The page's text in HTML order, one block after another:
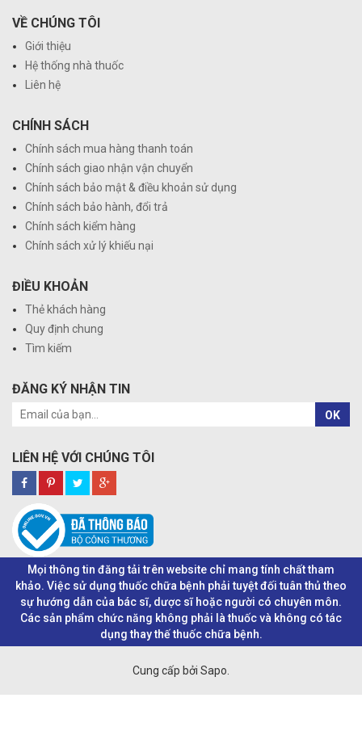
VỀ CHÚNG TÔI
Giới thiệu
Hệ thống nhà thuốc
Liên hệ
CHÍNH SÁCH
Chính sách mua hàng thanh toán
Chính sách giao nhận vận chuyển
Chính sách bảo mật & điều khoản sử dụng
Chính sách bảo hành, đổi trả
Chính sách kiểm hàng
Chính sách xử lý khiếu nại
ĐIỀU KHOẢN
Thẻ khách hàng
Quy định chung
Tìm kiếm
ĐĂNG KÝ NHẬN TIN
OK
LIÊN HỆ VỚI CHÚNG TÔI
Mọi thông tin đăng tải trên website chỉ mang tính chất tham
khảo. Việc sử dụng thuốc chữa bệnh phải tuyệt đối tuân thủ theo
sự hướng dẫn của bác sĩ, dược sĩ hoặc người có chuyên môn.
Các sản phẩm chức năng không phải là thuốc và không có tác
dụng thay thế thuốc chữa bệnh.
Cung cấp bởi Sapo.